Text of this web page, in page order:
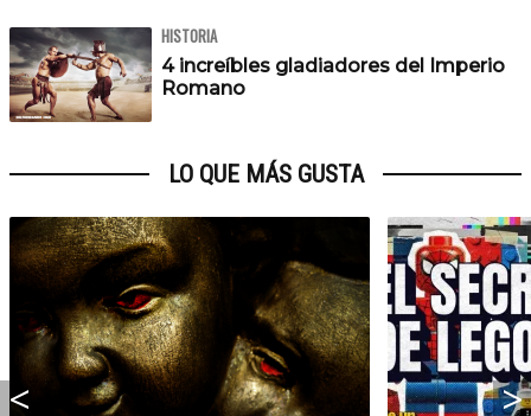
HISTORIA
4 increíbles gladiadores del Imperio
Romano
LO QUE MÁS GUSTA